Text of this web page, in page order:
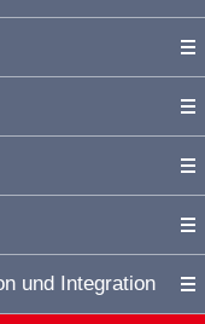
und Integration